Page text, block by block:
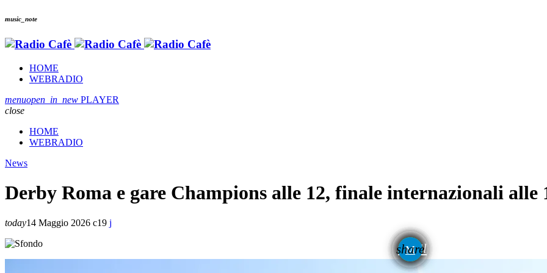
music_note
HOME
WEBRADIO
menuopen_in_new PLAYER
close
HOME
WEBRADIO
News
Derby Roma e gare Champions alle 12, finale internazionali alle
today14 Maggio 2026 19
share
email